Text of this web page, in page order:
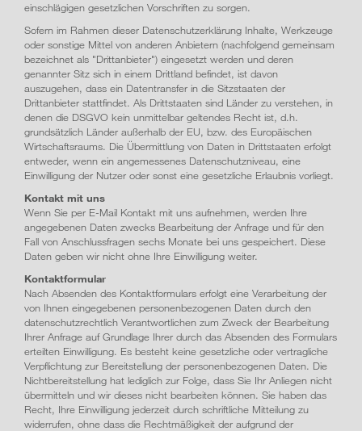
einschlägigen gesetzlichen Vorschriften zu sorgen.
Sofern im Rahmen dieser Datenschutz­erklärung Inhalte, Werkzeuge
oder sonstige Mittel von anderen Anbietern (nachfolgend gemeinsam
bezeichnet als "Drittanbieter") eingesetzt werden und deren
genannter Sitz sich in einem Drittland befindet, ist davon
auszugehen, dass ein Datentransfer in die Sitzstaaten der
Drittanbieter stattfindet. Als Drittstaaten sind Länder zu verstehen, in
denen die DSGVO kein unmittelbar geltendes Recht ist, d.h.
grundsätzlich Länder außerhalb der EU, bzw. des Europäischen
Wirtschaftsraums. Die Übermittlung von Daten in Drittstaaten erfolgt
entweder, wenn ein angemessenes Datenschutzniveau, eine
Einwilligung der Nutzer oder sonst eine gesetzliche Erlaubnis vorliegt.
Kontakt mit uns
Wenn Sie per E-Mail Kontakt mit uns aufnehmen, werden Ihre
angegebenen Daten zwecks Bearbeitung der Anfrage und für den
Fall von Anschlussfragen sechs Monate bei uns gespeichert. Diese
Daten geben wir nicht ohne Ihre Einwilligung weiter.
Kontaktformular
Nach Absenden des Kontaktformulars erfolgt eine Verarbeitung der
von Ihnen eingegebenen personenbezogenen Daten durch den
datenschutzrechtlich Verantwortlichen zum Zweck der Bearbeitung
Ihrer Anfrage auf Grundlage Ihrer durch das Absenden des Formulars
erteilten Einwilligung. Es besteht keine gesetzliche oder vertragliche
Verpflichtung zur Bereitstellung der personenbezogenen Daten. Die
Nichtbereitstellung hat lediglich zur Folge, dass Sie Ihr Anliegen nicht
übermitteln und wir dieses nicht bearbeiten können. Sie haben das
Recht, Ihre Einwilligung jederzeit durch schriftliche Mitteilung zu
widerrufen, ohne dass die Rechtmäßigkeit der aufgrund der